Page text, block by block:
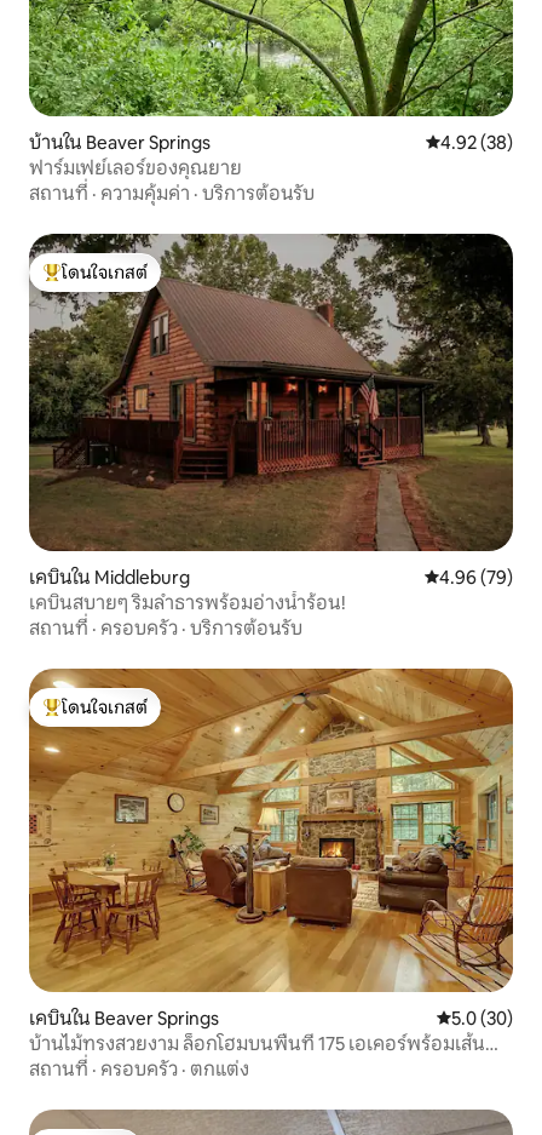
บ้านใน Beaver Springs คะแนนเฉลี่ย
4.92 (38)
ฟาร์มเฟย์เลอร์ของคุณยาย
สถานที่ · ความคุ้มค่า · บริการต้อนรับ
โดนใจเกสต์ที่สุด
โดนใจเกสต์
เคบินใน Middleburg คะแนนเฉลี่ย
4.96 (79)
เคบินสบายๆ ริมลำธารพร้อมอ่างน้ำร้อน!
สถานที่ · ครอบครัว · บริการต้อนรับ
โดนใจเกสต์ที่สุด
โดนใจเกสต์
เคบินใน Beaver Springs คะแนนเฉลี่ย
5.0 (30)
บ้านไม้ทรงสวยงาม ล็อกโฮมบนพื้นที่ 175 เอเคอร์พร้อมเส้น
ทางเดินป่า
สถานที่ · ครอบครัว · ตกแต่ง